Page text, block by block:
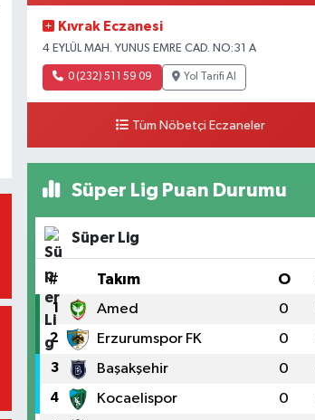
Kıvrak Eczanesi
4 EYLÜL MAH. YUNUS EMRE CAD. NO:31 A
0 (232) 511 59 09 Yol Tarifi Al
Tüm Nöbetçi Eczaneler
Süper Lig Puan Durumu
Süper Lig
# Takım O
1 Amed 0
2 Erzurumspor FK 0
3 Başakşehir 0
4 Kocaelispor 0